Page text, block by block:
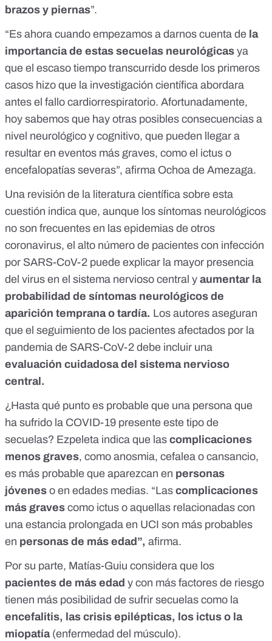
brazos y piernas”.
“Es ahora cuando empezamos a darnos cuenta de la
importancia de estas secuelas neurológicas ya
que el escaso tiempo transcurrido desde los primeros
casos hizo que la investigación científica abordara
antes el fallo cardiorrespiratorio. Afortunadamente,
hoy sabemos que hay otras posibles consecuencias a
nivel neurológico y cognitivo, que pueden llegar a
resultar en eventos más graves, como el ictus o
encefalopatías severas”, afirma Ochoa de Amezaga.
Una revisión de la literatura científica sobre esta
cuestión indica que, aunque los síntomas neurológicos
no son frecuentes en las epidemias de otros
coronavirus, el alto número de pacientes con infección
por SARS-CoV-2 puede explicar la mayor presencia
del virus en el sistema nervioso central y aumentar la
probabilidad de síntomas neurológicos de
aparición temprana o tardía. Los autores aseguran
que el seguimiento de los pacientes afectados por la
pandemia de SARS-CoV-2 debe incluir una
evaluación cuidadosa del sistema nervioso
central.
¿Hasta qué punto es probable que una persona que
ha sufrido la COVID-19 presente este tipo de
secuelas? Ezpeleta indica que las complicaciones
menos graves, como anosmia, cefalea o cansancio,
es más probable que aparezcan en personas
jóvenes o en edades medias. “Las complicaciones
más graves como ictus o aquellas relacionadas con
una estancia prolongada en UCI son más probables
en personas de más edad”, afirma.
Por su parte, Matías-Guiu considera que los
pacientes de más edad y con más factores de riesgo
tienen más posibilidad de sufrir secuelas como la
encefalitis, las crisis epilépticas, los ictus o la
miopatía (enfermedad del músculo).